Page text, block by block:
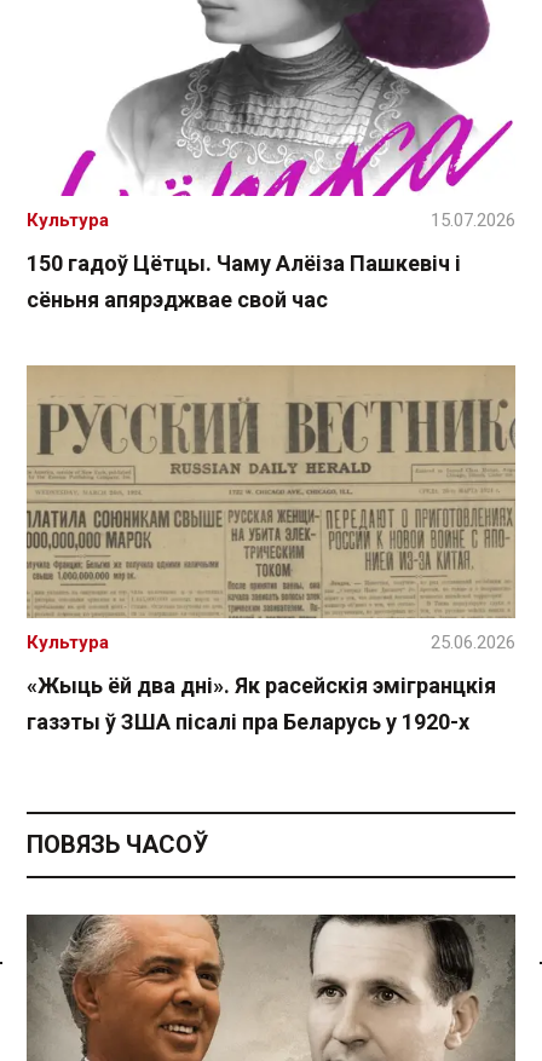
Спасылка без VPN
150 гадоў Цётцы. Чаму Алёіза Пашкевіч і
сёньня апярэджвае свой час
Культура 15.07.2026
«Жыць ёй два дні». Як расейскія эмігранцкія
газэты ў ЗША пісалі пра Беларусь у 1920-х
Культура 25.06.2026
ПОВЯЗЬ ЧАСОЎ